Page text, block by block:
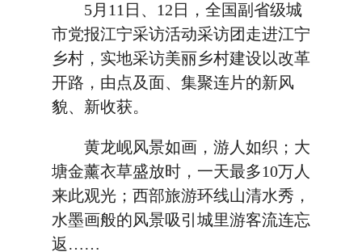
5月11日、12日，全国副省级城
市党报江宁采访活动采访团走进江宁
乡村，实地采访美丽乡村建设以改革
开路，由点及面、集聚连片的新风
貌、新收获。
黄龙岘风景如画，游人如织；大
塘金薰衣草盛放时，一天最多10万人
来此观光；西部旅游环线山清水秀，
水墨画般的风景吸引城里游客流连忘
返……